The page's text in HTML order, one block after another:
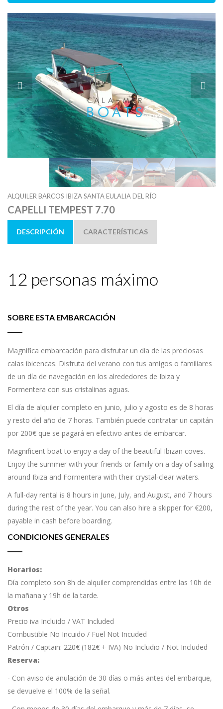
ALQUILER BARCOS IBIZA SANTA EULALIA DEL RÍO
CAPELLI TEMPEST 7.70
DESCRIPCIÓN CARACTERÍSTICAS
12 personas máximo
SOBRE ESTA EMBARCACIÓN
Magnífica embarcación para disfrutar un día de las preciosas
calas ibicencas. Disfruta del verano con tus amigos o familiares
de un día de navegación en los alrededores de Ibiza y
Formentera con sus cristalinas aguas.
El día de alquiler completo en junio, julio y agosto es de 8 horas
y resto del año de 7 horas. También puede contratar un capitán
por 200€ que se pagará en efectivo antes de embarcar.
Magnificent boat to enjoy a day of the beautiful Ibizan coves.
Enjoy the summer with your friends or family on a day of sailing
around Ibiza and Formentera with their crystal-clear waters.
A full-day rental is 8 hours in June, July, and August, and 7 hours
during the rest of the year. You can also hire a skipper for €200,
payable in cash before boarding.
CONDICIONES GENERALES
Horarios:
Día completo son 8h de alquiler comprendidas entre las 10h de
la mañana y 19h de la tarde.
Otros
Precio iva Incluido / VAT Included
Combustible No Incuido / Fuel Not Incuded
Patrón / Captain: 220€ (182€ + IVA) No Includio / Not Included
Reserva:
- Con aviso de anulación de 30 días o más antes del embarque,
se devuelve el 100% de la señal.